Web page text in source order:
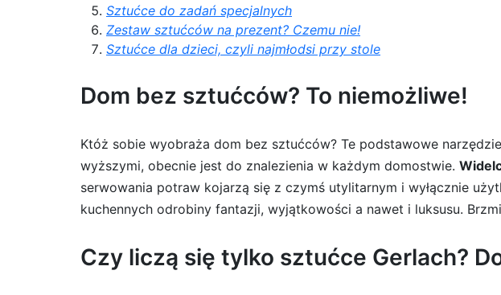
Sztućce do zadań specjalnych
Zestaw sztućców na prezent? Czemu nie!
Sztućce dla dzieci, czyli najmłodsi przy stole
Dom bez sztućców? To niemożliwe!
Któż sobie wyobraża dom bez sztućców? Te podstawowe
wyższymi, obecnie jest do znalezienia w każdym domostwie.
serwowania potraw kojarzą się z czymś utylitarnym i wyłącznie
kuchennych odrobiny fantazji, wyjątkowości a nawet i luksusu.
Czy liczą się tylko sztućce Gerlach?